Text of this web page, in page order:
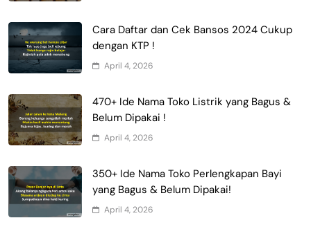
Cara Daftar dan Cek Bansos 2024 Cukup
dengan KTP !
April 4, 2026
470+ Ide Nama Toko Listrik yang Bagus &
Belum Dipakai !
April 4, 2026
350+ Ide Nama Toko Perlengkapan Bayi
yang Bagus & Belum Dipakai!
April 4, 2026